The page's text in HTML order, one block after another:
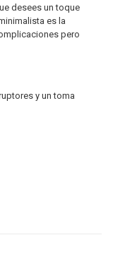
desees un toque
es la
pero
y un toma